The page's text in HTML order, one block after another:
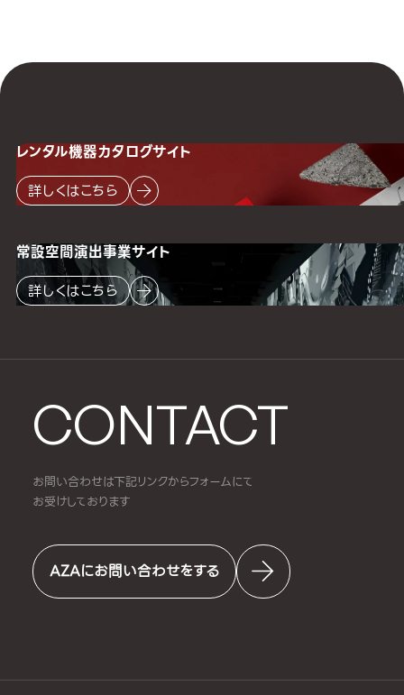
CONTACT
お問い合わせは下記リンクからフォームにて
お受けしております
AZAにお問い合わせをする
レンタル機器カタログサイト
詳しくはこちら
常設空間演出事業サイト
詳しくはこちら